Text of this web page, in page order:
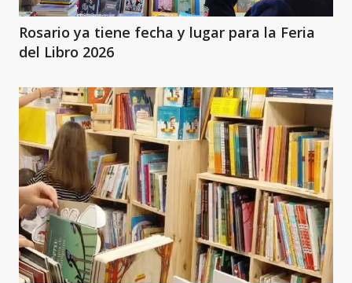
Rosario ya tiene fecha y lugar para la Feria
del Libro 2026